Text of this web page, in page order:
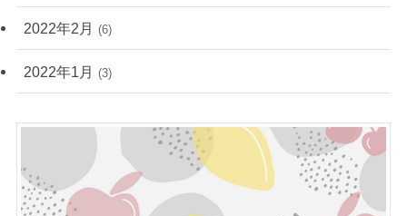
2022年2月 (6)
2022年1月 (3)